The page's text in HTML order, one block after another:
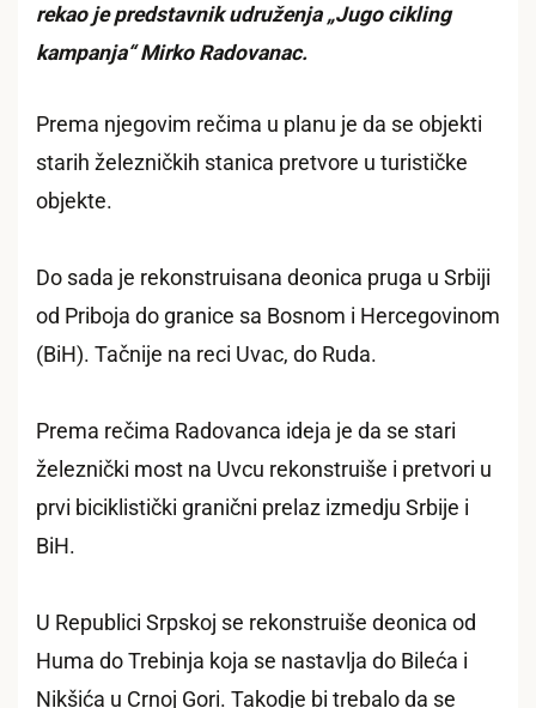
rekao je predstavnik udruženja „Jugo cikling
kampanja“ Mirko Radovanac.
Prema njegovim rečima u planu je da se objekti
starih železničkih stanica pretvore u turističke
objekte.
Do sada je rekonstruisana deonica pruga u Srbiji
od Priboja do granice sa Bosnom i Hercegovinom
(BiH). Tačnije na reci Uvac, do Ruda.
Prema rečima Radovanca ideja je da se stari
železnički most na Uvcu rekonstruiše i pretvori u
prvi biciklistički granični prelaz izmedju Srbije i
BiH.
U Republici Srpskoj se rekonstruiše deonica od
Huma do Trebinja koja se nastavlja do Bileća i
Nikšića u Crnoj Gori. Takodje bi trebalo da se